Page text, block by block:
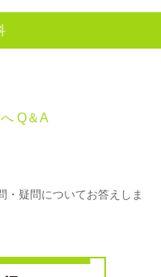
Q＆A
・疑問についてお答えしま